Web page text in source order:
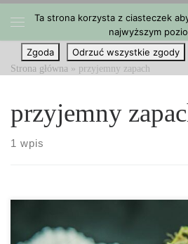
Przejdź do treści
Strona główna » przyjemny zapach
przyjemny
1 wpis
Ta strona korzysta z ciasteczek
najwyższym
Zgoda
Odrzuć wszystkie zgody